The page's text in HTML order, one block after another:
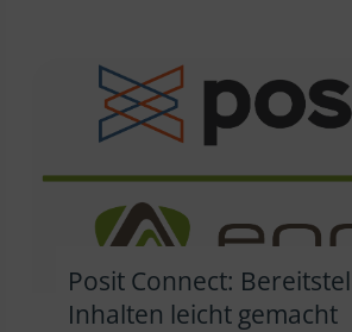
Posit Connect:
Inhalten leicht gemacht